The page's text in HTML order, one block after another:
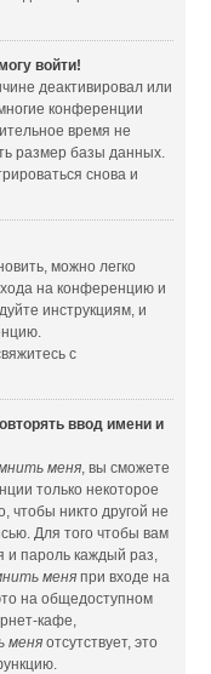
войти!
деактивировал или
конференции
время не
размер базы данных.
снова и
можно легко
на конференцию и
инструкциям, и
с
ввод имени и
меня, вы сможете
только некоторое
чтобы никто другой не
Для того чтобы вам
и пароль каждый раз,
меня при входе на
на общедоступном
кафе,
меня отсутствует, это